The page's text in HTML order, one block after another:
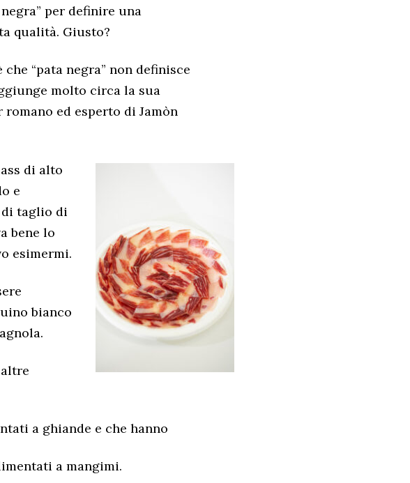
per definire una
qualità. Giusto?
“pata negra” non definisce
molto circa la sua
ed esperto di Jamòn
di alto
e
taglio di
bene lo
esimermi.
bianco
a ghiande e che hanno
a mangimi.